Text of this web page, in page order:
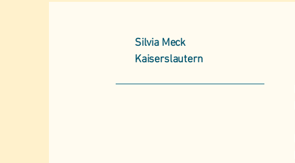
Silvia Meck
Kaiserslautern